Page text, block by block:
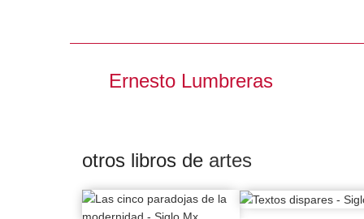
Ernesto Lumbreras
otros libros de artes